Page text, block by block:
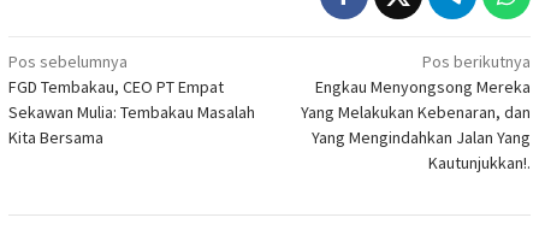
Navigasi
pos
Pos sebelumnya
FGD Tembakau, CEO PT Empat
Sekawan Mulia: Tembakau Masalah
Kita Bersama
Pos berikutnya
Engkau Menyongsong Mereka
Yang Melakukan Kebenaran, dan
Yang Mengindahkan Jalan Yang
Kautunjukkan!.